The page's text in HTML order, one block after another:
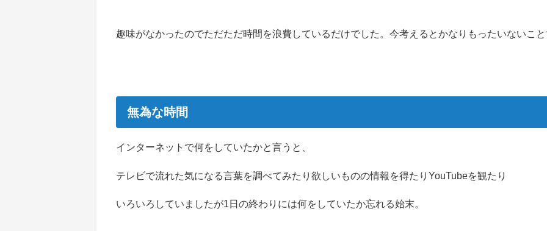
趣味がなかったのでただただ時間を浪費しているだけでした。今考えるとかなりもったいないこ
無為な時間
インターネットで何をしていたかと言うと、
テレビで流れた気になる言葉を調べてみたり欲しいものの情報を得たりYouTubeを観たり
いろいろしていましたが1日の終わりには何をしていたか忘れる始末。